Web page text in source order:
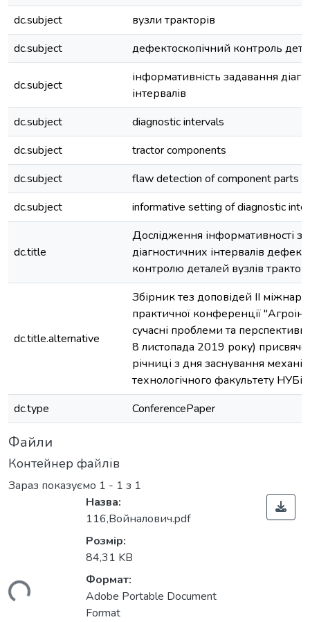
dc.subject
вузли тракторів
dc.subject
дефектоскопічний контроль
dc.subject
інформативність задавання
інтервалів
dc.subject
diagnostic intervals
dc.subject
tractor components
dc.subject
flaw detection of component parts
dc.subject
informative setting of diagnostic
dc.title
Дослідження інформативності
діагностичних інтервалів
контролю деталей вузлів
dc.title.alternative
Збірник тез доповідей ІІ
практичної конференції
сучасні проблеми та
8 листопада 2019 року)
річниці з дня заснування
технологічного факультету
dc.type
ConferencePaper
Файли
Контейнер файлів
Зараз показуємо 1 - 1 з 1
Назва:
116,Войналович.pdf
Розмір:
84,31 KB
Формат:
Adobe Portable Document
Format